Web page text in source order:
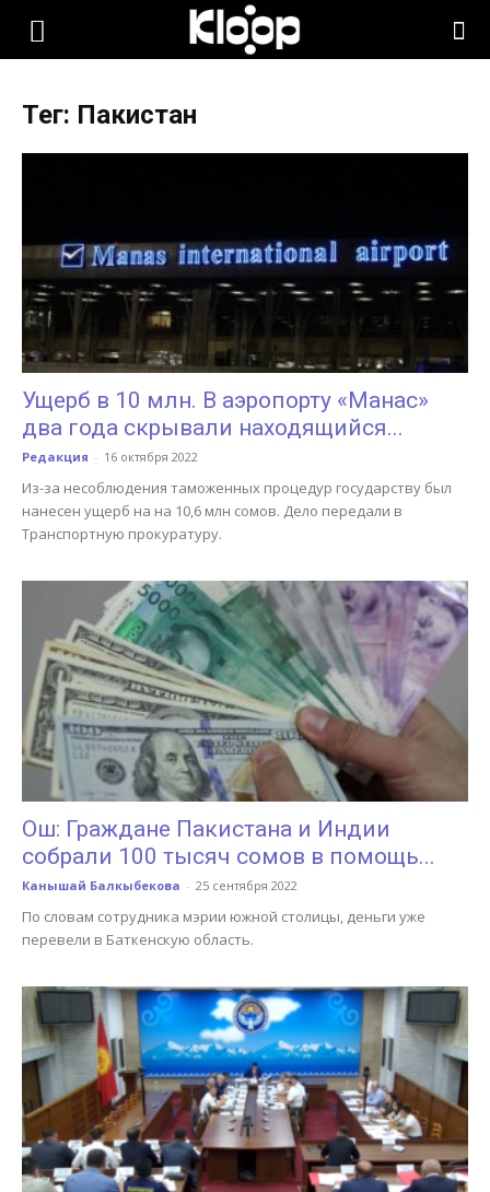
KLOOP.KG
Кыргызстана
Тег: Пакистан
Ущерб в 10 млн. В аэропорту «Манас»
два года скрывали находящийся...
Редакция - 16 октября 2022
Из-за несоблюдения таможенных процедур государству был
нанесен ущерб на на 10,6 млн сомов. Дело передали в
Транспортную прокуратуру.
Ош: Граждане Пакистана и Индии
собрали 100 тысяч сомов в помощь...
Канышай Балкыбекова - 25 сентября 2022
По словам сотрудника мэрии южной столицы, деньги уже
перевели в Баткенскую область.